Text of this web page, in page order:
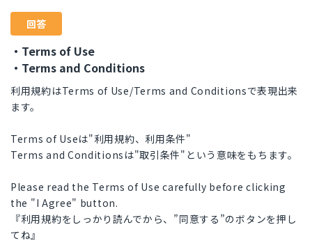
回答
・Terms of Use
・Terms and Conditions
利用規約はTerms of Use/Terms and Conditionsで表現出来
ます。
Terms of Useは"利用規約、利用条件"
Terms and Conditionsは"取引条件"という意味をもちます。
Please read the Terms of Use carefully before clicking
the "I Agree" button.
『利用規約をしっかり読んでから、”同意する”のボタンを押し
てね』